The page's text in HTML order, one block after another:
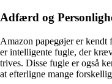
Adfærd og
Amazon papegøjer er kendt
er intelligente fugle, der
trives. Disse fugle er også
at efterligne mange